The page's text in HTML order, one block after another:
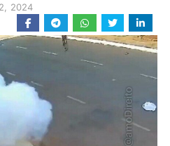
2024